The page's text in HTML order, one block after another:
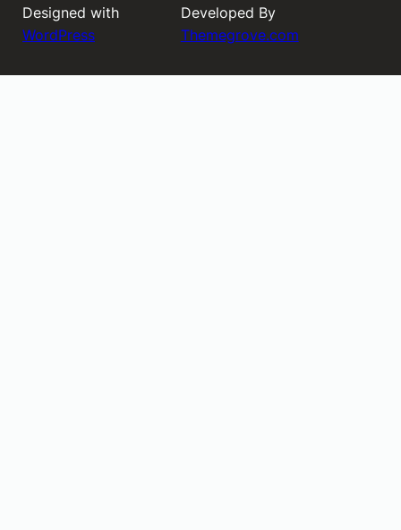
Designed with
WordPress
Developed By
Themegrove.com